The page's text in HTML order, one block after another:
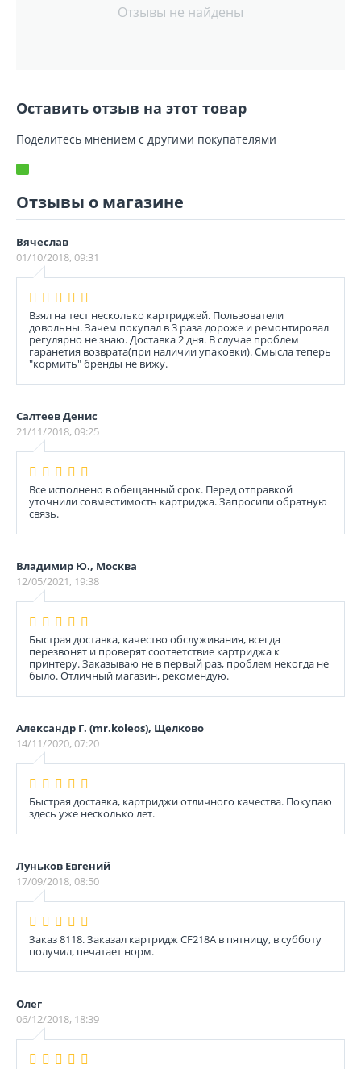
Отзывы не найдены
Оставить отзыв на этот товар
Поделитесь мнением с другими покупателями
Отзывы о магазине
Вячеслав
01/10/2018, 09:31
Взял на тест несколько картриджей. Пользователи
довольны. Зачем покупал в 3 раза дороже и ремонтировал
регулярно не знаю. Доставка 2 дня. В случае проблем
гаранетия возврата(при наличии упаковки). Смысла теперь
"кормить" бренды не вижу.
Салтеев Денис
21/11/2018, 09:25
Все исполнено в обещанный срок. Перед отправкой
уточнили совместимость картриджа. Запросили обратную
связь.
Владимир Ю., Москва
12/05/2021, 19:38
Быстрая доставка, качество обслуживания, всегда
перезвонят и проверят соответствие картриджа к
принтеру. Заказываю не в первый раз, проблем некогда не
было. Отличный магазин, рекомендую.
Александр Г. (mr.koleos), Щелково
14/11/2020, 07:20
Быстрая доставка, картриджи отличного качества. Покупаю
здесь уже несколько лет.
Луньков Евгений
17/09/2018, 08:50
Заказ 8118. Заказал картридж CF218A в пятницу, в субботу
получил, печатает норм.
Олег
06/12/2018, 18:39